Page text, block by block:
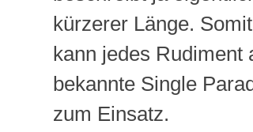
kürzerer Länge.
kann jedes Rudiment
bekannte Single
zum Einsatz.